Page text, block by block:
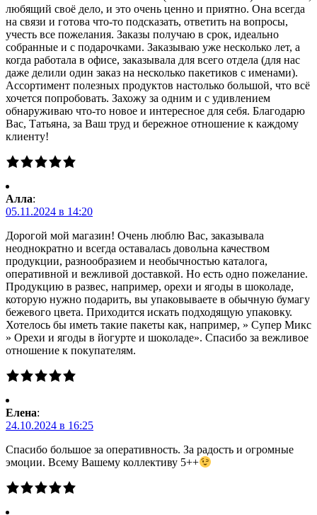
любящий своё дело, и это очень ценно и приятно. Она всегда
на связи и готова что-то подсказать, ответить на вопросы,
учесть все пожелания. Заказы получаю в срок, идеально
собранные и с подарочками. Заказываю уже несколько лет, а
когда работала в офисе, заказывала для всего отдела (для нас
даже делили один заказ на несколько пакетиков с именами).
Ассортимент полезных продуктов настолько большой, что всё
хочется попробовать. Захожу за одним и с удивлением
обнаруживаю что-то новое и интересное для себя. Благодарю
Вас, Татьяна, за Ваш труд и бережное отношение к каждому
клиенту!
Алла:
05.11.2024 в 14:20
Дорогой мой магазин! Очень люблю Вас, заказывала
неоднократно и всегда оставалась довольна качеством
продукции, разнообразием и необычностью каталога,
оперативной и вежливой доставкой. Но есть одно пожелание.
Продукцию в развес, например, орехи и ягоды в шоколаде,
которую нужно подарить, вы упаковываете в обычную бумагу
бежевого цвета. Приходится искать подходящую упаковку.
Хотелось бы иметь такие пакеты как, например, » Супер Микс
» Орехи и ягоды в йогурте и шоколаде». Спасибо за вежливое
отношение к покупателям.
Елена:
24.10.2024 в 16:25
Спасибо большое за оперативность. За радость и огромные
эмоции. Всему Вашему коллективу 5++